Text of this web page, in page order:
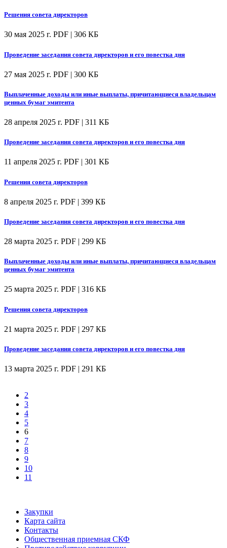
Решения совета директоров
30 мая 2025 г. PDF | 306 КБ
Проведение заседания совета директоров и его повестка дня
27 мая 2025 г. PDF | 300 КБ
Выплаченные доходы или иные выплаты, причитающиеся владельцам
ценных бумаг эмитента
28 апреля 2025 г. PDF | 311 КБ
Проведение заседания совета директоров и его повестка дня
11 апреля 2025 г. PDF | 301 КБ
Решения совета директоров
8 апреля 2025 г. PDF | 399 КБ
Проведение заседания совета директоров и его повестка дня
28 марта 2025 г. PDF | 299 КБ
Выплаченные доходы или иные выплаты, причитающиеся владельцам
ценных бумаг эмитента
25 марта 2025 г. PDF | 316 КБ
Решения совета директоров
21 марта 2025 г. PDF | 297 КБ
Проведение заседания совета директоров и его повестка дня
13 марта 2025 г. PDF | 291 КБ
2
3
4
5
6
7
8
9
10
11
Закупки
Карта сайта
Контакты
Общественная приемная СКФ